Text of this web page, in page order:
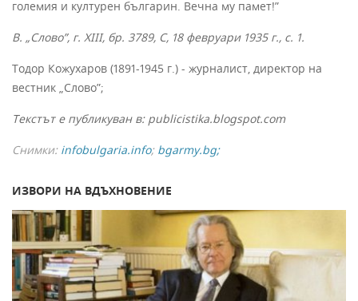
големия и културен българин. Вечна му памет!”
В. „Слово”, г. XIII, бр. 3789, С, 18 февруари 1935 г., с. 1.
Тодор Кожухаров (1891-1945 г.) - журналист, директор на
вестник „Слово”;
Текстът е публикуван в: publicistika.blogspot.com
Снимки: infobulgaria.info; bgarmy.bg;
ИЗВОРИ НА ВДЪХНОВЕНИЕ